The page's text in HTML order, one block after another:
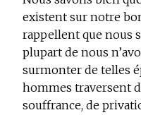
existent sur notre
rappellent que nous
plupart de nous
surmonter de telles
hommes traversent
souffrance, de